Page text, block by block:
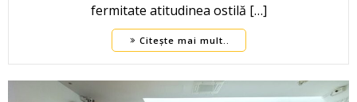
fermitate atitudinea ostilă […]
Citește mai mult..